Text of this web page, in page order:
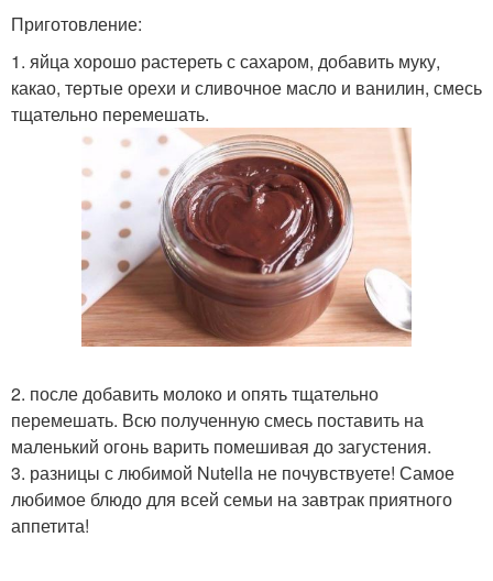
Приготовление:
1. яйца хорошо растереть с сахаром, добавить муку,
какао, тертые орехи и сливочное масло и ванилин, смесь
тщательно перемешать.
2. после добавить молоко и опять тщательно
перемешать. Всю полученную смесь поставить на
маленький огонь варить помешивая до загустения.
3. разницы с любимой Nutella не почувствуете! Самое
любимое блюдо для всей семьи на завтрак приятного
аппетита!